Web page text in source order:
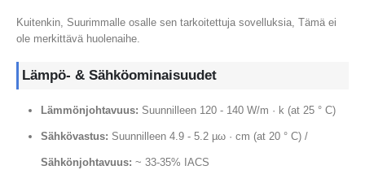
Kuitenkin, Suurimmalle osalle sen tarkoitettuja sovelluksia, Tämä ei
ole merkittävä huolenaihe.
Lämpö- & Sähköominaisuudet
Lämmönjohtavuus: Suunnilleen 120 - 140 W/m · k (at 25 ° C)
Sähkövastus: Suunnilleen 4.9 - 5.2 µω · cm (at 20 ° C) /
Sähkönjohtavuus: ~ 33-35% IACS